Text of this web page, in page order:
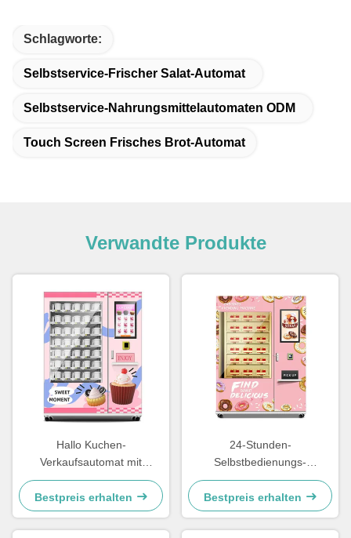
Schlagworte:
Selbstservice-Frischer Salat-Automat
Selbstservice-Nahrungsmittelautomaten ODM
Touch Screen Frisches Brot-Automat
Verwandte Produkte
Hallo Kuchen-
Verkaufsautomat mit
Kühlung und intelligentem
Managementsystem
Bestpreis erhalten
24-Stunden-
Selbstbedienungs-
Automaten für Kuchen mit
automatischem Hebesystem,
Ganzstahl-Türrahmen und
Antibeschlagglas
Bestpreis erhalten